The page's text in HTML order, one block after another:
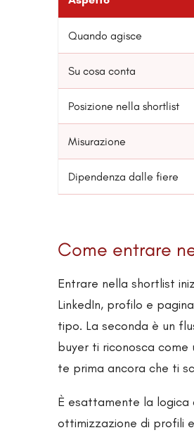
Quando agisce
Su cosa conta
Posizione nella shortlist
Misurazione
Dipendenza dalle fiere
Come entrare
Entrare nella shortlist
LinkedIn, profilo e
tipo. La seconda è un
buyer ti riconosca come
te prima ancora che ti
È esattamente la logica
ottimizzazione di profili